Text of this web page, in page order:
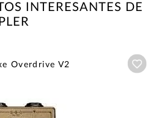
INTERESANTES DE
Overdrive V2